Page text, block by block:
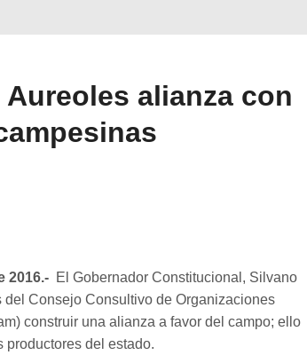
alianza con
2016.- El Gobernador Constitucional, Silvano
Consejo Consultivo de Organizaciones
construir una alianza a favor del campo; ello
productores del estado.